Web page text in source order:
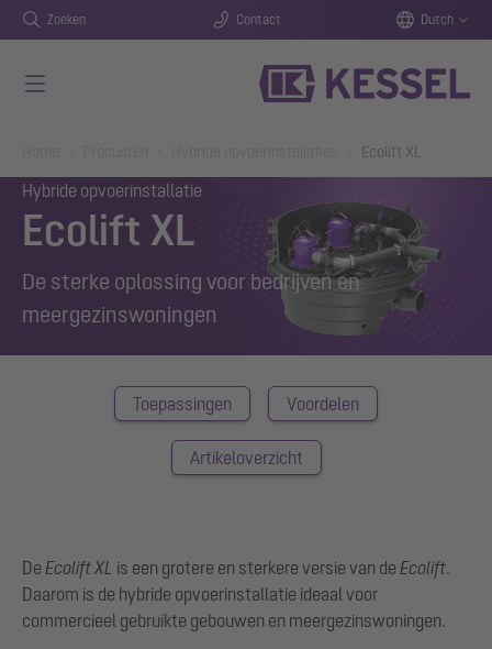
Zoeken Contact Dutch
Ecolift XL
Hybride opvoerinstallatie
Ecolift XL
De sterke oplossing voor bedrijven en
meergezinswoningen
Toepassingen Voordelen
Artikeloverzicht
De Ecolift XL is een grotere en sterkere versie van de Ecolift.
Daarom is de hybride opvoerinstallatie ideaal voor
commercieel gebruikte gebouwen en meergezinswoningen.